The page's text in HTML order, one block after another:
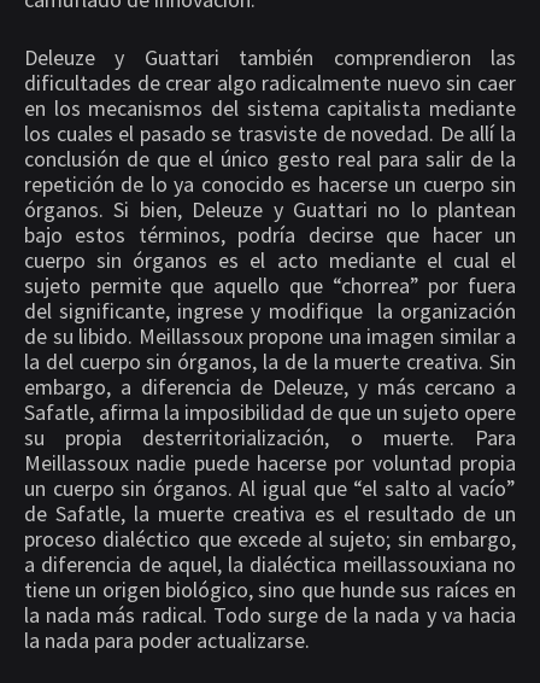
Deleuze y Guattari también comprendieron las
dificultades de crear algo radicalmente nuevo sin caer
en los mecanismos del sistema capitalista mediante
los cuales el pasado se trasviste de novedad. De allí la
conclusión de que el único gesto real para salir de la
repetición de lo ya conocido es hacerse un cuerpo sin
órganos. Si bien, Deleuze y Guattari no lo plantean
bajo estos términos, podría decirse que hacer un
cuerpo sin órganos es el acto mediante el cual el
sujeto permite que aquello que “chorrea” por fuera
del significante, ingrese y modifique la organización
de su libido. Meillassoux propone una imagen similar a
la del cuerpo sin órganos, la de la muerte creativa. Sin
embargo, a diferencia de Deleuze, y más cercano a
Safatle, afirma la imposibilidad de que un sujeto opere
su propia desterritorialización, o muerte. Para
Meillassoux nadie puede hacerse por voluntad propia
un cuerpo sin órganos. Al igual que “el salto al vacío”
de Safatle, la muerte creativa es el resultado de un
proceso dialéctico que excede al sujeto; sin embargo,
a diferencia de aquel, la dialéctica meillassouxiana no
tiene un origen biológico, sino que hunde sus raíces en
la nada más radical. Todo surge de la nada y va hacia
la nada para poder actualizarse.